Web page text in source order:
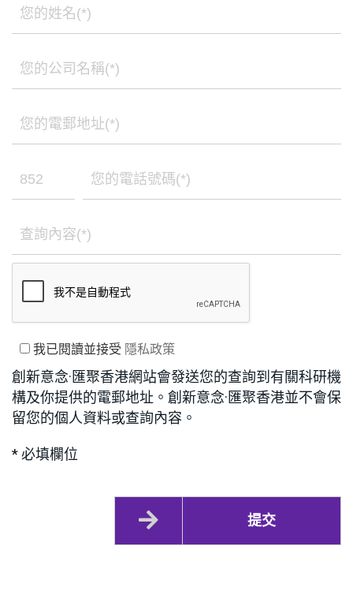
我已閱讀並接受 隱私政策
創新意念·匯聚香港網站會發送您的查詢到有關科研機
構及你提供的電郵地址。創新意念·匯聚香港並不會保
留您的個人資料或查詢內容。
* 必填欄位
提交